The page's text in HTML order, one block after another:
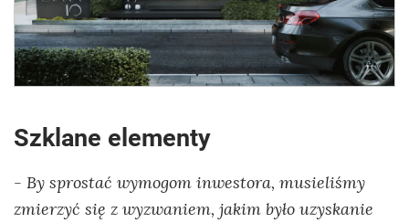
Szklane elementy
- By sprostać wymogom inwestora, musieliśmy
zmierzyć się z wyzwaniem, jakim było uzyskanie